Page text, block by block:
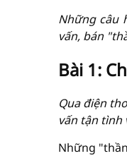
Những câu
vấn, bán
Bài 1:
Qua điện
vấn tận
Những